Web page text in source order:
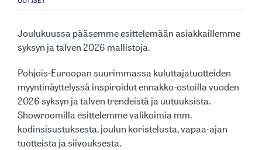
Joulukuussa pääsemme esittelemään asiakkaillemme
syksyn ja talven 2026 mallistoja.
Pohjois-Euroopan suurimmassa kuluttajatuotteiden
myyntinäyttelyssä inspiroidut ennakko-ostoilla vuoden
2026 syksyn ja talven trendeistä ja uutuuksista.
Showroomilla esittelemme valikoimia mm.
kodinsisustuksesta, joulun koristelusta, vapaa-ajan
tuotteista ja siivouksesta.